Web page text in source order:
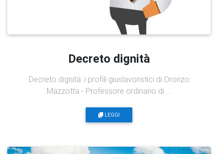
Decreto dignità
Decreto dignità: i profili giuslavoristici di Oronzo
Mazzotta - Professore ordinario di ...
LEGGI